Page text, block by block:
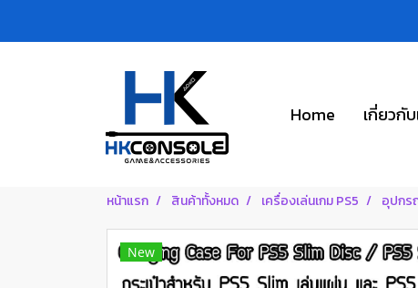
Home เกี่ยวกับ
หน้าแรก สินค้าทั้งหมด เครื่องเล่นเกม PS5 อุปกร
New